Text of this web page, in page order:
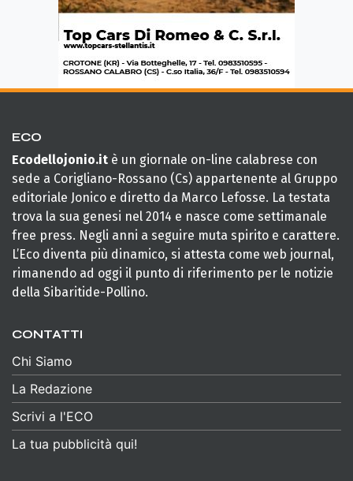
ECO
Ecodellojonio.it è un giornale on-line calabrese con
sede a Corigliano-Rossano (Cs) appartenente al Gruppo
editoriale Jonico e diretto da Marco Lefosse. La testata
trova la sua genesi nel 2014 e nasce come settimanale
free press. Negli anni a seguire muta spirito e carattere.
L’Eco diventa più dinamico, si attesta come web journal,
rimanendo ad oggi il punto di riferimento per le notizie
della Sibaritide-Pollino.
CONTATTI
Chi Siamo
La Redazione
Scrivi a l'ECO
La tua pubblicità qui!